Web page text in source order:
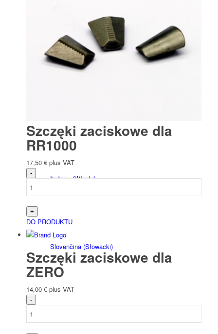
Nederlands( Holenderski)
Italiano(Włoski)
Slovenčina(Słowacki)
Szczęki zaciskowe dla
RR1000
17,50 € plus VAT
DO PRODUKTU
Szczęki zaciskowe dla
ZERO
14,00 € plus VAT